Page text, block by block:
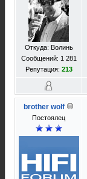
Откуда: Волинь
Сообщений: 1 281
Репутация: 213
brother wolf
Постоялец